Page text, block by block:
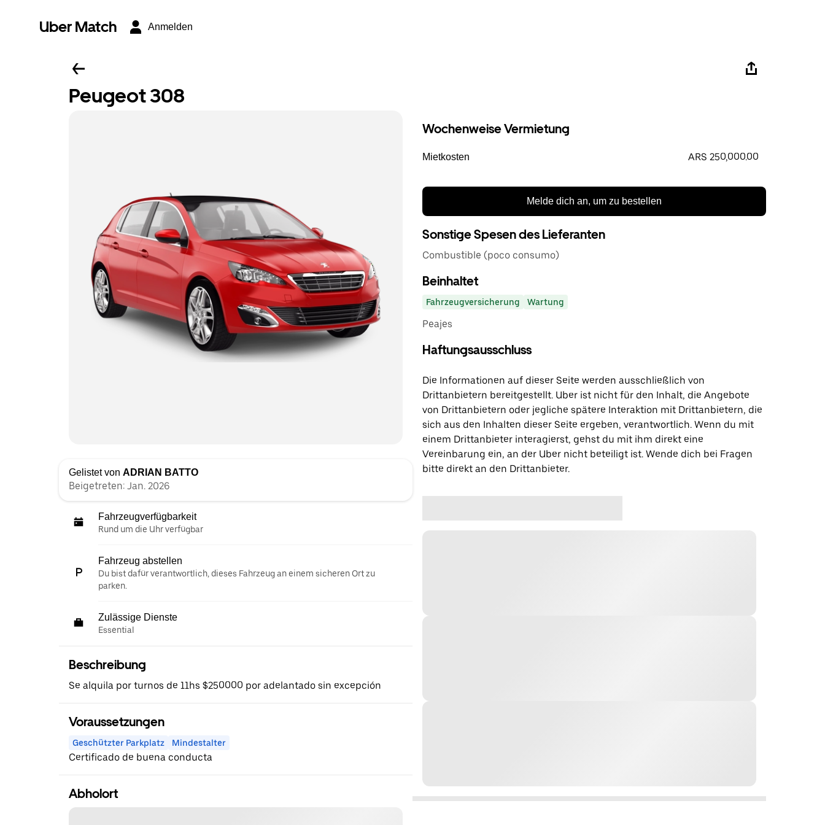
Uber Match Anmelden
Peugeot 308
Gelistet von ADRIAN BATTO
Beigetreten: Jan. 2026
Fahrzeugverfügbarkeit
Rund um die Uhr verfügbar
Fahrzeug abstellen
Du bist dafür verantwortlich, dieses Fahrzeug an einem sicheren Ort zu
parken.
Zulässige Dienste
Essential
Beschreibung
Se alquila por turnos de 11hs $250000 por adelantado sin excepción
Voraussetzungen
Geschützter Parkplatz Mindestalter
Certificado de buena conducta
Abholort
Wochenweise Vermietung
Mietkosten ARS 250,000.00
Melde dich an, um zu bestellen
Sonstige Spesen des Lieferanten
Combustible (poco consumo)
Beinhaltet
Fahrzeugversicherung Wartung
Peajes
Haftungsausschluss
Die Informationen auf dieser Seite werden ausschließlich von
Drittanbietern bereitgestellt. Uber ist nicht für den Inhalt, die Angebote
von Drittanbietern oder jegliche spätere Interaktion mit Drittanbietern, die
sich aus den Inhalten dieser Seite ergeben, verantwortlich. Wenn du mit
einem Drittanbieter interagierst, gehst du mit ihm direkt eine
Vereinbarung ein, an der Uber nicht beteiligt ist. Wende dich bei Fragen
bitte direkt an den Drittanbieter.